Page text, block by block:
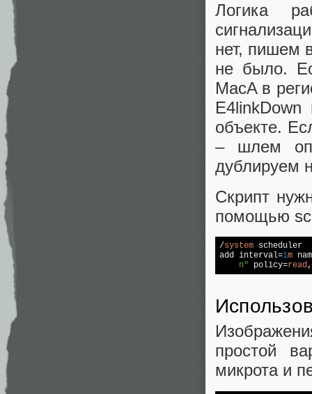
Логика
нет, пишем
не было.
MacA в
объекте.
– шлем
дублируем
Скрипт
помощью
/system scheduler
add interval=1m
    n"
policy=read,
простой
микрота и